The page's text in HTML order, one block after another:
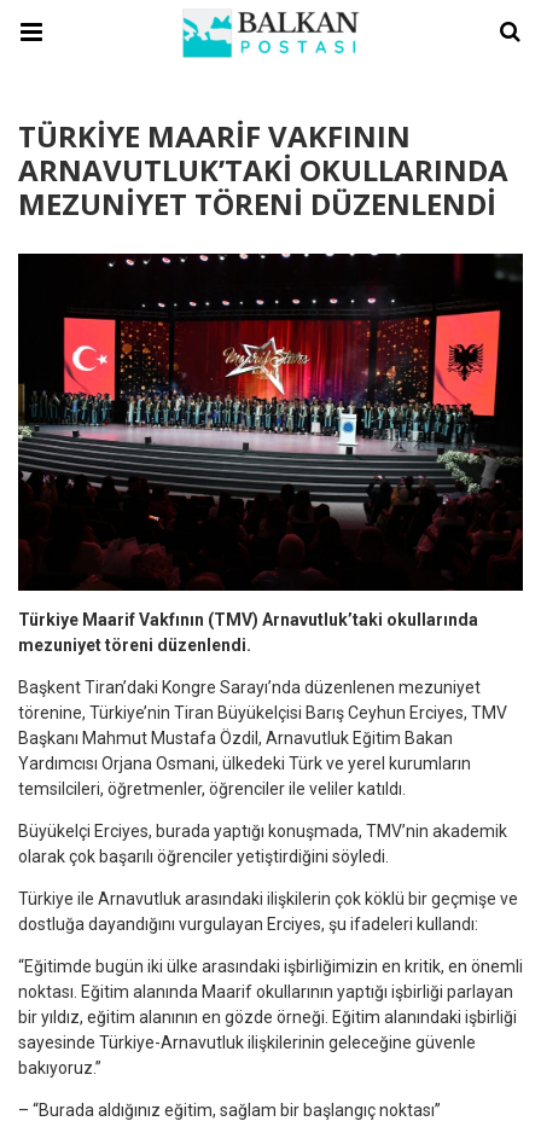
TÜRKİYE MAARİF VAKFININ
ARNAVUTLUK’TAKİ OKULLARINDA
MEZUNİYET TÖRENİ DÜZENLENDİ
Türkiye Maarif Vakfının (TMV) Arnavutluk’taki okullarında
mezuniyet töreni düzenlendi.
Başkent Tiran’daki Kongre Sarayı’nda düzenlenen mezuniyet
törenine, Türkiye’nin Tiran Büyükelçisi Barış Ceyhun Erciyes, TMV
Başkanı Mahmut Mustafa Özdil, Arnavutluk Eğitim Bakan
Yardımcısı Orjana Osmani, ülkedeki Türk ve yerel kurumların
temsilcileri, öğretmenler, öğrenciler ile veliler katıldı.
Büyükelçi Erciyes, burada yaptığı konuşmada, TMV’nin akademik
olarak çok başarılı öğrenciler yetiştirdiğini söyledi.
Türkiye ile Arnavutluk arasındaki ilişkilerin çok köklü bir geçmişe ve
dostluğa dayandığını vurgulayan Erciyes, şu ifadeleri kullandı:
“Eğitimde bugün iki ülke arasındaki işbirliğimizin en kritik, en önemli
noktası. Eğitim alanında Maarif okullarının yaptığı işbirliği parlayan
bir yıldız, eğitim alanının en gözde örneği. Eğitim alanındaki işbirliği
sayesinde Türkiye-Arnavutluk ilişkilerinin geleceğine güvenle
bakıyoruz.”
– “Burada aldığınız eğitim, sağlam bir başlangıç noktası”